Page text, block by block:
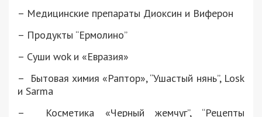
– Медицинские препараты Диоксин и Виферон
– Продукты “Ермолино”
– Суши wok и «Евразия»
– Бытовая химия «Раптор», “Ушастый нянь”, Losk
и Sarma
– Косметика «Черный жемчуг”, “Рецепты